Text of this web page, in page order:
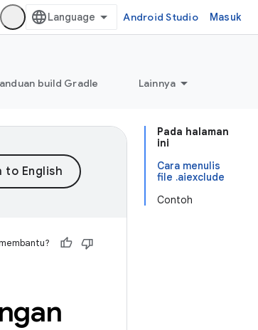
Android Studio Masuk
build Gradle Lainnya
Pada halaman
ini
Cara menulis
file .aiexclude
Contoh